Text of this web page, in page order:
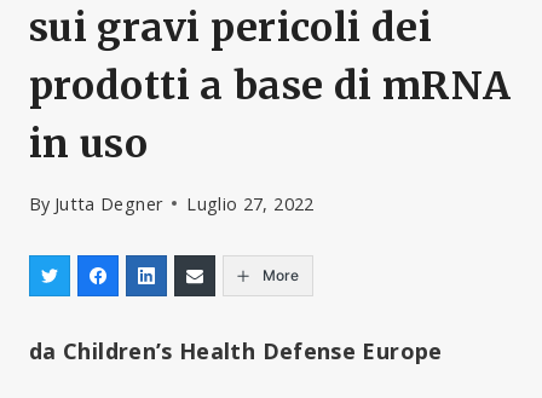
sui gravi pericoli dei
prodotti a base di mRNA
in uso
By Jutta Degner Luglio 27, 2022
More
da Children’s Health Defense Europe